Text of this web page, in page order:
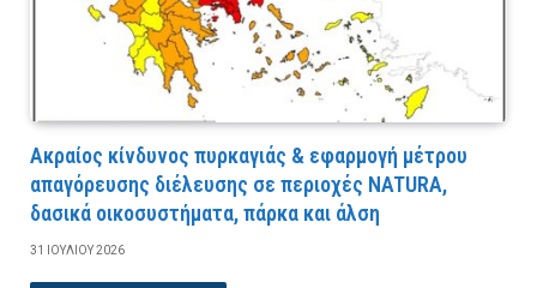
Ακραίος κίνδυνος πυρκαγιάς & εφαρμογή μέτρου
απαγόρευσης διέλευσης σε περιοχές NATURA,
δασικά οικοσυστήματα, πάρκα και άλση
31 ΙΟΥΛΊΟΥ 2026